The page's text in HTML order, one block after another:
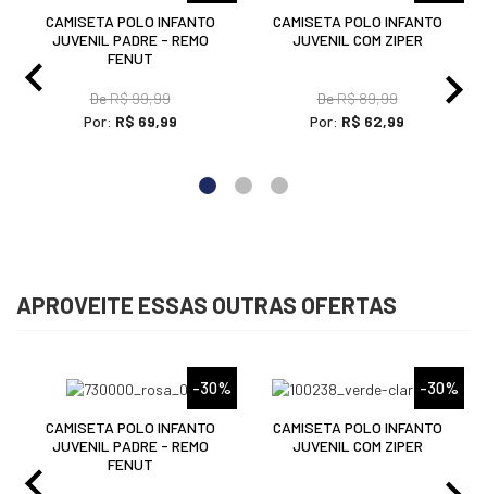
CAMISETA POLO INFANTO
JUVENIL PADRE - REMO
FENUT
DeR$ 99,99
Por: R$ 69,99
CAMISETA POLO INFANTO
JUVENIL COM ZIPER
DeR$ 89,99
Por: R$ 62,99
APROVEITE ESSAS OUTRAS OFERTAS
-30%
CAMISETA POLO INFANTO
JUVENIL PADRE - REMO
FENUT
-30%
CAMISETA POLO INFANTO
JUVENIL COM ZIPER